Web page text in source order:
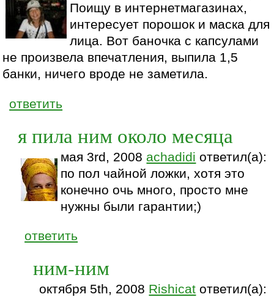
Поищу в интернетмагазинах,
интересует порошок и маска для
лица. Вот баночка с капсулами
не произвела впечатления, выпила 1,5
банки, ничего вроде не заметила.
ответить
я пила ним около месяца
мая 3rd, 2008 achadidi ответил(а):
по пол чайной ложки, хотя это
конечно очь много, просто мне
нужны были гарантии;)
ответить
ним-ним
октября 5th, 2008 Rishicat ответил(а):